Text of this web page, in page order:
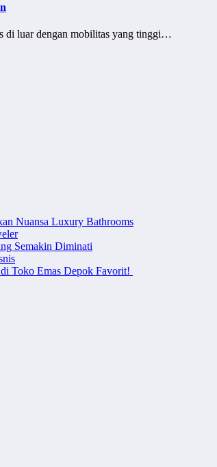
di luar dengan mobilitas yang tinggi…
Nuansa Luxury Bathrooms
Semakin Diminati
Toko Emas Depok Favorit!